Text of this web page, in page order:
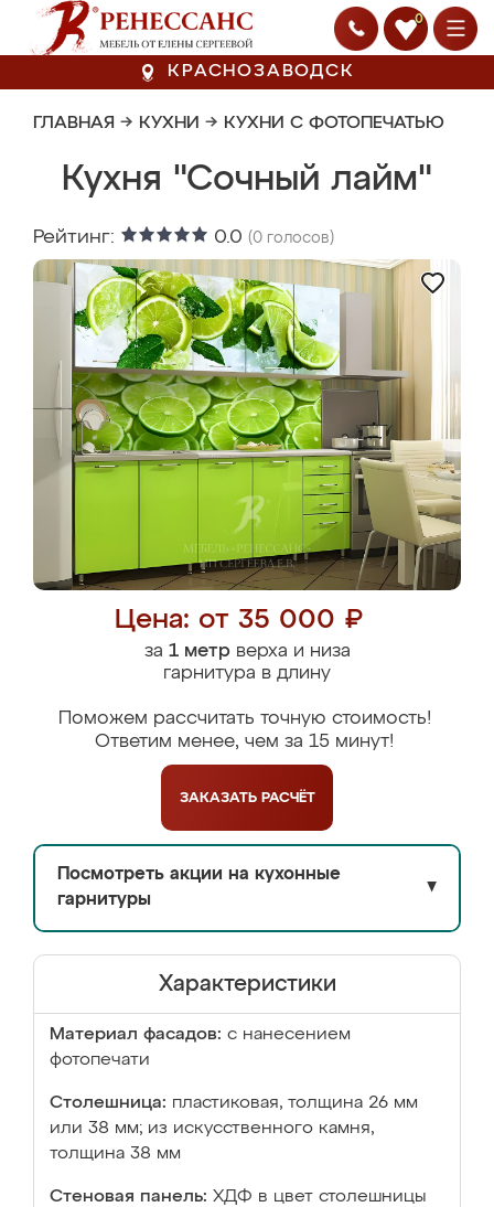
0
КРАСНОЗАВОДСК
ГЛАВНАЯ → КУХНИ → КУХНИ С ФОТОПЕЧАТЬЮ
Кухня "Сочный лайм"
Рейтинг: 0.0 (0 голосов)
Цена: от 35 000 ₽
за 1 метрверха и низа
гарнитура в длину
Поможем рассчитать точную стоимость!
Ответим менее, чем за 15 минут!
ЗАКАЗАТЬ РАСЧЁТ
Посмотреть акции на кухонные
гарнитуры
▼
Характеристики
Материал фасадов: с нанесением
фотопечати
Столешница: пластиковая, толщина 26 мм
или 38 мм; из искусственного камня,
толщина 38 мм
Стеновая панель: ХДФ в цвет столешницы